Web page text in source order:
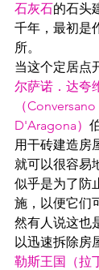
石灰石的石头
千年，最初是
所。
当这个定居点
尔萨诺．达夸
（
D'Aragona）
用干砖建造房
就可以很容易
似乎是为了防
施，以便它们
然有人说这也
以迅速拆除房
勒斯王国（拉